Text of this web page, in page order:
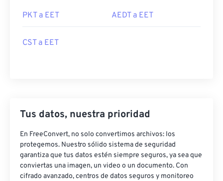
PKT a EET AEDT a EET
CST a EET
Tus datos, nuestra prioridad
En FreeConvert, no solo convertimos archivos: los
protegemos. Nuestro sólido sistema de seguridad
garantiza que tus datos estén siempre seguros, ya sea que
conviertas una imagen, un video o un documento. Con
cifrado avanzado, centros de datos seguros y monitoreo